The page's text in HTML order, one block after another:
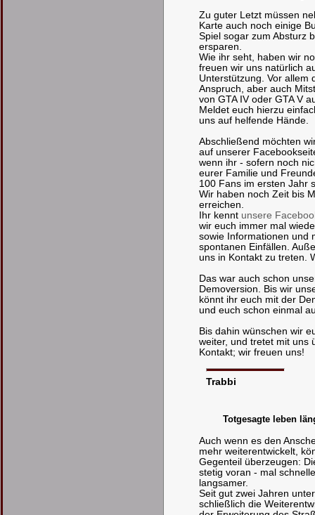
Zu guter Letzt müssen
Karte auch noch einige
Spiel sogar zum Absturz
ersparen.
Wie ihr seht, haben wir
freuen wir uns natürlich
Unterstützung. Vor allem
Anspruch, aber auch
von GTA IV oder GTA V
Meldet euch hierzu
uns auf helfende Hände.
Abschließend möchten
auf unserer
wenn ihr - sofern noch
eurer Familie und
100 Fans im ersten Jahr
Wir haben noch Zeit bis
erreichen.
Ihr kennt unsere
wir euch immer mal
sowie Informationen und
spontanen Einfällen.
uns in Kontakt zu treten.
Das war auch schon
Demoversion. Bis wir
könnt ihr euch mit der
und euch schon einmal
Bis dahin wünschen wir
weiter, und tretet mit uns
Kontakt; wir freuen uns!
Trabbi
Totgesagte leben
Auch wenn es den
mehr weiterentwickelt,
Gegenteil überzeugen:
stetig voran - mal
langsamer.
Seit gut zwei Jahren
schließlich die